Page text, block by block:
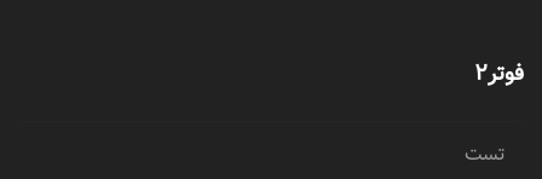
فوتر2
تست